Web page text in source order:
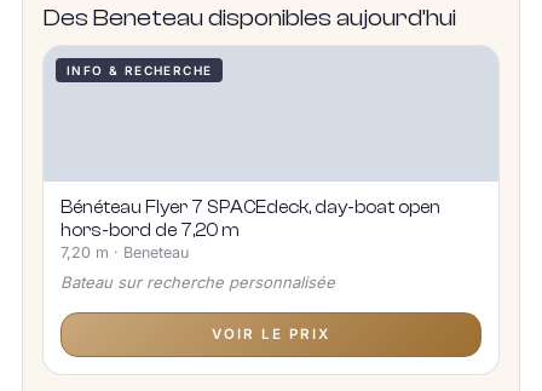
Des Beneteau disponibles aujourd’hui
INFO & RECHERCHE
Bénéteau Flyer 7 SPACEdeck, day-boat open
hors-bord de 7,20 m
7,20 m · Beneteau
Bateau sur recherche personnalisée
VOIR LE PRIX